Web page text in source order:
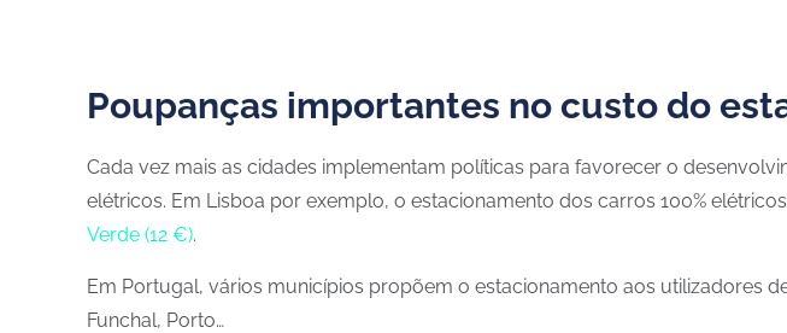
Poupanças importantes no custo do
Cada vez mais as cidades implementam políticas para favorecer o
elétricos. Em Lisboa por exemplo, o estacionamento dos carros 100%
Verde (12 €).
Em Portugal, vários municípios propõem o estacionamento aos utilizadores
Funchal, Porto…